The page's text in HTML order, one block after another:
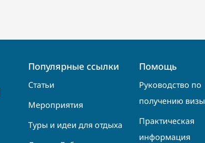
Популярные ссылки
Статьи
Мероприятия
Туры и идеи для отдыха
Помощь
Руководство по
получению визы
Практическая
информация